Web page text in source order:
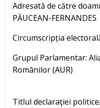
Adresată de către
PĂUCEAN-FERNANDES
Circumscripția
Grupul Parlamentar:
Românilor (AUR)
Titlul declaraţiei politice